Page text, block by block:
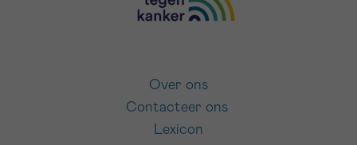
Over ons
Contacteer ons
Lexicon